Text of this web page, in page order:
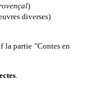
)
diverses)
la partie "Contes en
.